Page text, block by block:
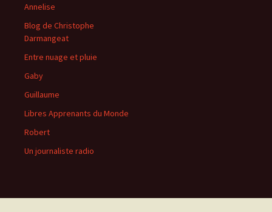
Annelise
Blog de Christophe
Darmangeat
Entre nuage et pluie
Gaby
Guillaume
Libres Apprenants du Monde
Robert
Un journaliste radio